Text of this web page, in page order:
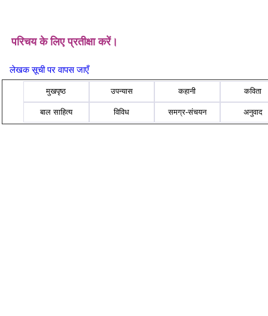
परिचय के लिए प्रतीक्षा करें।
लेखक सूची पर वापस जाएँ
मुखपृष्ठ उपन्यास कहानी कविता
बाल साहित्य विविध समग्र-संचयन अनुवाद